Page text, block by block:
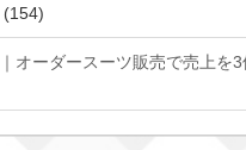
(154)
オーダースーツ販売で売上を